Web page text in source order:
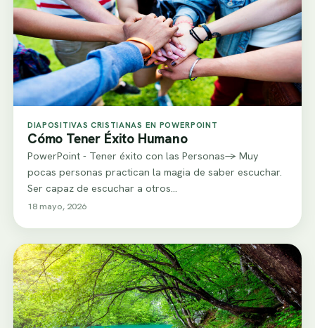
DIAPOSITIVAS CRISTIANAS EN POWERPOINT
Cómo Tener Éxito Humano
PowerPoint - Tener éxito con las Personas-> Muy
pocas personas practican la magia de saber escuchar.
Ser capaz de escuchar a otros…
18 mayo, 2026